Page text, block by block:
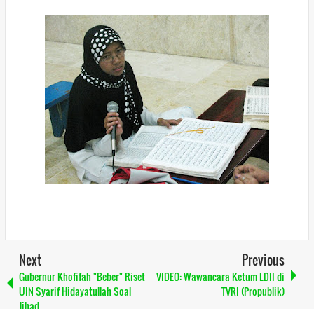
Next
Gubernur Khofifah "Beber" Riset
UIN Syarif Hidayatullah Soal
Jihad
Previous
VIDEO: Wawancara Ketum LDII di
TVRI (Propublik)